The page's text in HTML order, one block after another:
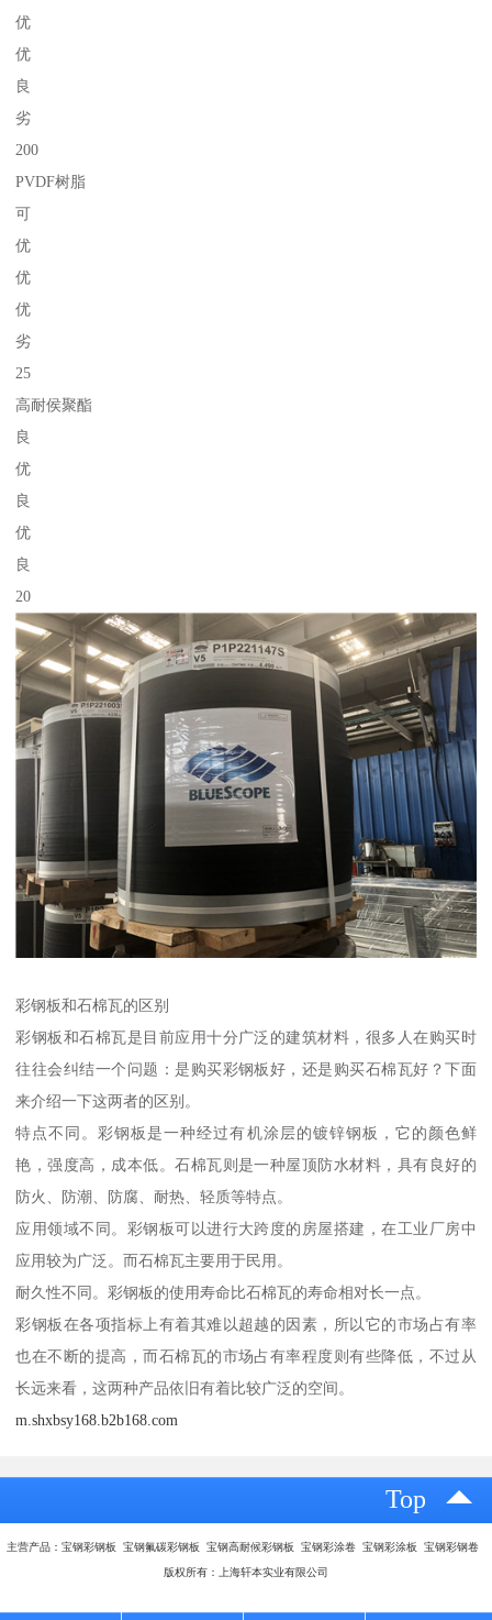
优
优
良
劣
200
PVDF树脂
可
优
优
优
劣
25
高耐侯聚酯
良
优
良
优
良
20
彩钢板和石棉瓦的区别
彩钢板和石棉瓦是目前应用十分广泛的建筑材料，很多人在购买时
往往会纠结一个问题：是购买彩钢板好，还是购买石棉瓦好？下面
来介绍一下这两者的区别。
特点不同。彩钢板是一种经过有机涂层的镀锌钢板，它的颜色鲜
艳，强度高，成本低。石棉瓦则是一种屋顶防水材料，具有良好的
防火、防潮、防腐、耐热、轻质等特点。
应用领域不同。彩钢板可以进行大跨度的房屋搭建，在工业厂房中
应用较为广泛。而石棉瓦主要用于民用。
耐久性不同。彩钢板的使用寿命比石棉瓦的寿命相对长一点。
彩钢板在各项指标上有着其难以超越的因素，所以它的市场占有率
也在不断的提高，而石棉瓦的市场占有率程度则有些降低，不过从
长远来看，这两种产品依旧有着比较广泛的空间。
m.shxbsy168.b2b168.com
Top
主营产品：宝钢彩钢板 宝钢氟碳彩钢板 宝钢高耐候彩钢板 宝钢彩涂卷 宝钢彩涂板 宝钢彩钢卷
版权所有：上海轩本实业有限公司